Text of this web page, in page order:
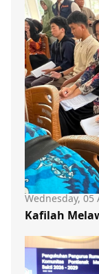
Wednesday, 05
Kafilah